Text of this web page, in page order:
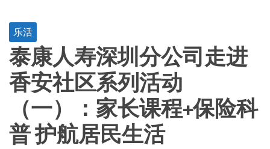
乐活
泰康人寿深圳分公司走进
香安社区系列活动
（一）：家长课程+保险科
普 护航居民生活